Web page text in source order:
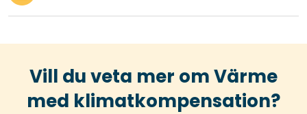
Vill du veta mer om Värme
med klimatkompensation?